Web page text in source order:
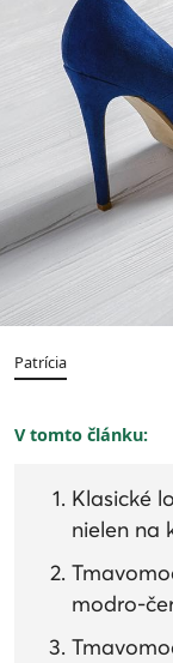
Patrícia
V tomto článku:
Klasické
nielen na
modro-